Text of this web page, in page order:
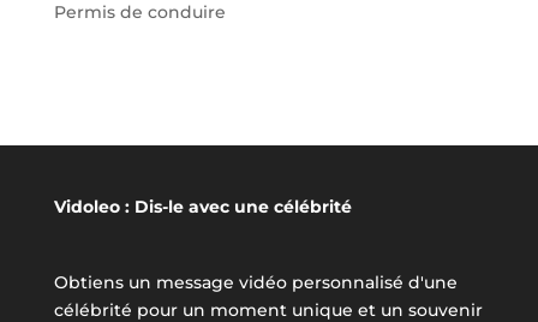
Permis de conduire
Vidoleo : Dis-le avec une célébrité
Obtiens un message vidéo personnalisé d'une
célébrité pour un moment unique et un souvenir